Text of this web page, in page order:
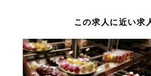
この求人に近い求